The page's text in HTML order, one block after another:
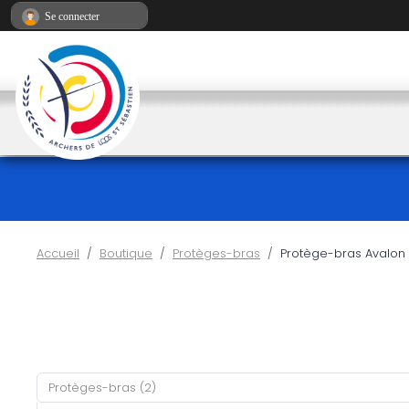
Accueil Boutique Protèges-bras Protège-bras
Se connecter
Panneau de gestion des cookies